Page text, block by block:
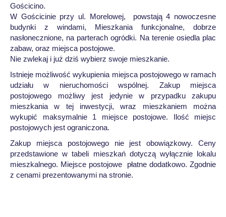
Gościcino.
W Gościcinie przy ul. Morelowej, powstają 4 nowoczesne
budynki z windami, Mieszkania funkcjonalne, dobrze
nasłonecznione, na parterach ogródki. Na terenie osiedla plac
zabaw, oraz miejsca postojowe.
Nie zwlekaj i już dziś wybierz swoje mieszkanie.
Istnieje możliwość wykupienia miejsca postojowego w ramach
udziału w nieruchomości wspólnej. Zakup miejsca
postojowego możliwy jest jedynie w przypadku zakupu
mieszkania w tej inwestycji, wraz mieszkaniem można
wykupić maksymalnie 1 miejsce postojowe. Ilość miejsc
postojowych jest ograniczona.
Zakup miejsca postojowego nie jest obowiązkowy. Ceny
przedstawione w tabeli mieszkań dotyczą wyłącznie lokalu
mieszkalnego. Miejsce postojowe płatne dodatkowo. Zgodnie
z cenami prezentowanymi na stronie.